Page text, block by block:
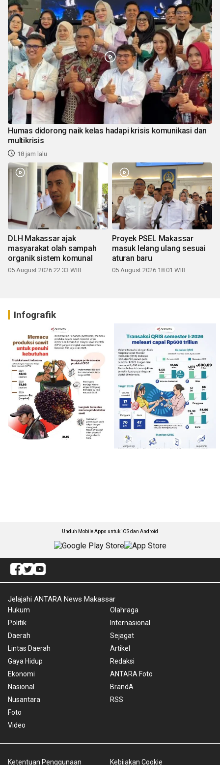
Humas didorong naik kelas hadapi krisis komunikasi dan
multikrisis
18 jam lalu
DLH Makassar ajak
masyarakat olah sampah
organik sistem komunal
05 August 2026 22:33 WIB
Proyek PSEL Makassar
masuk lelang ulang sesuai
aturan baru
05 August 2026 18:01 WIB
Infografik
Unduh Mobile Apps untuk iOS dan Android
Jelajahi ANTARA News Makassar
Hukum
Politik
Daerah
Lintas Daerah
Gaya Hidup
Ekonomi
Nasional
Nusantara
Foto
Video
Olahraga
Internasional
Sejagat
Artikel
Redaksi
ANTARA Foto
BrandA
RSS
Ketentuan Penggunaan Kebijakan Cookie